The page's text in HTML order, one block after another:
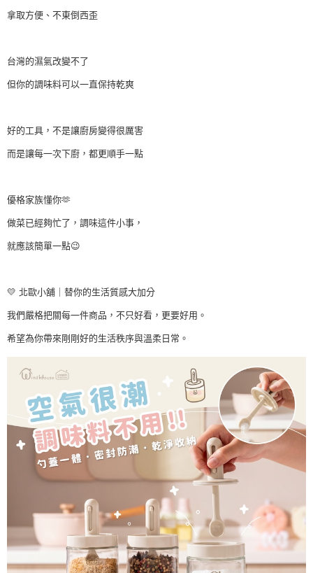
拿取方便、不東倒西歪
台灣的濕氣改變不了
但你的調味料可以一直保持乾爽
好的工具，不是讓廚房變得很厲害
而是讓每一次下廚，都更順手一點
優格家族懂你🫶
做菜已經夠忙了，調味這件小事，
就應該簡單一點😉
💛 北歐小舖｜替你的生活質感大加分
我們嚴格把關每一件商品，不只好看，更要好用。
希望為你帶來剛剛好的生活秩序與溫柔日常。